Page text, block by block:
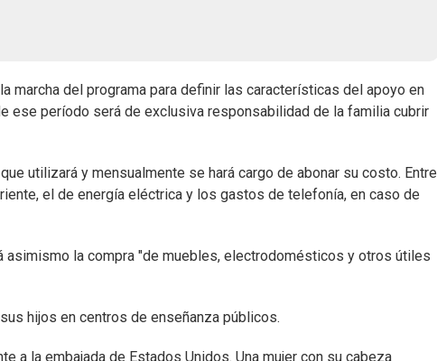
marcha del programa para definir las características del apoyo en
ese período será de exclusiva responsabilidad de la familia cubrir
utilizará y mensualmente se hará cargo de abonar su costo. Entre
el de energía eléctrica y los gastos de telefonía, en caso de
asimismo la compra "de muebles, electrodomésticos y otros útiles
hijos en centros de enseñanza públicos.
a la embajada de Estados Unidos. Una mujer con su cabeza